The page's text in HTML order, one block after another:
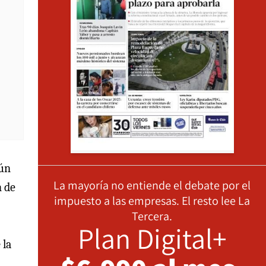
de
la
La mayoría no entiende el debate por el
impuesto a las empresas. El resto lee La
Tercera.
Plan Digital+